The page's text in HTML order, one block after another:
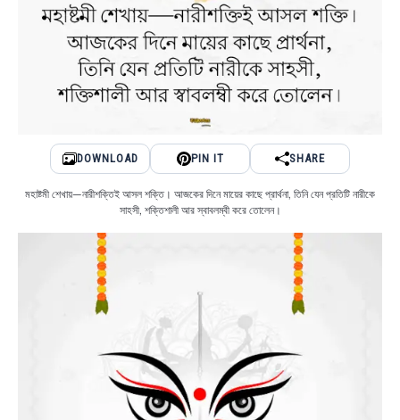
DOWNLOAD PIN IT SHARE
মহাষ্টমী শেখায়—নারীশক্তিই আসল শক্তি। আজকের দিনে মায়ের কাছে প্রার্থনা, তিনি যেন প্রতিটি নারীকে
সাহসী, শক্তিশালী আর স্বাবলম্বী করে তোলেন।